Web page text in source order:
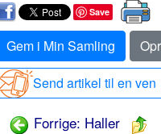
Save
Gem i Min Samling
Send artikel til en ven
Forrige: Haller